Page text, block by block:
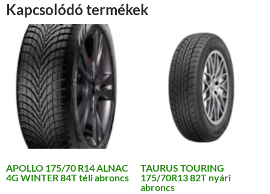
Kapcsolódó termékek
APOLLO 175/70 R14 ALNAC
4G WINTER 84T téli abroncs
TAURUS TOURING
175/70R13 82T nyári
abroncs